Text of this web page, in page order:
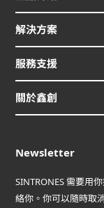
解決方案
服務支援
關於鑫創
Newsletter
SINTRONES 需要用
絡你。你可以隨時取